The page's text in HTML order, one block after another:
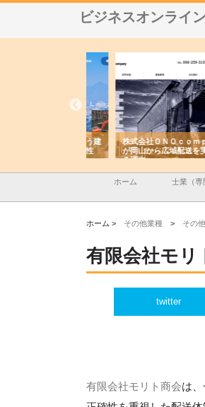
ビジネスオンライ
株式会社ＯＮＯｃｏｍｐａｎｙ
が岡山から広域配送を実現でき
る理由
ホーム 士業（専
ホーム > その他業種 > その
有限会社モリ
twitter
有限会社モリト商会は